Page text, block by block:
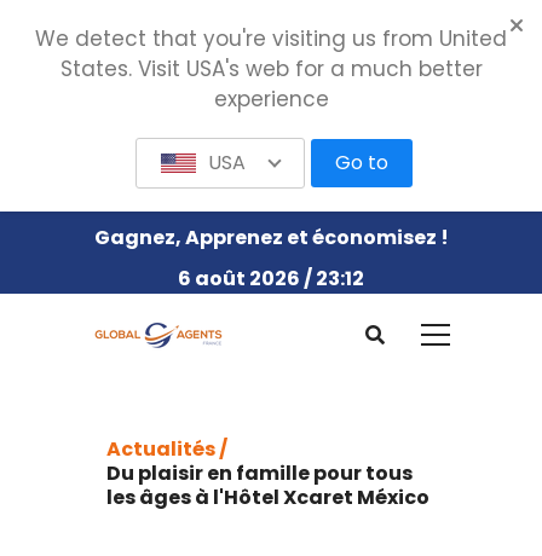
Gagnez, Apprenez et économisez !
6 août 2026 / 23:12
Actualités /
Du plaisir en famille pour tous
les âges à l'Hôtel Xcaret México
We detect that you're visiting us from United
States. Visit USA's web for a much better
experience
USA Go to